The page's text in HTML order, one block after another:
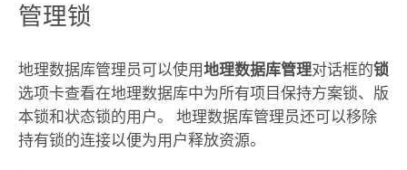
管理锁
地理数据库管理员可以使用地理数据库管理对话框的锁
选项卡查看在地理数据库中为所有项目保持方案锁、版
本锁和状态锁的用户。 地理数据库管理员还可以移除
持有锁的连接以便为用户释放资源。